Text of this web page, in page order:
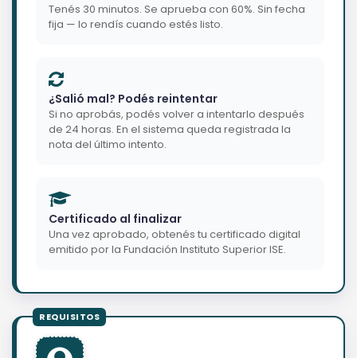
Tenés 30 minutos. Se aprueba con 60%. Sin fecha
fija — lo rendís cuando estés listo.
¿Salió mal? Podés reintentar
Si no aprobás, podés volver a intentarlo después
de 24 horas. En el sistema queda registrada la
nota del último intento.
Certificado al finalizar
Una vez aprobado, obtenés tu certificado digital
emitido por la Fundación Instituto Superior ISE.